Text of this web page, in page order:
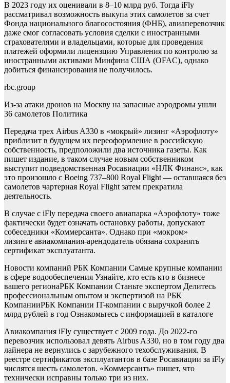
В 2023 году их оценивали в 8–10 млрд руб. Тогда iFly
рассматривал возможность выкупа этих самолетов за счет
Фонда национального благосостояния (ФНБ), авиаперевозчик
даже смог согласовать условия сделки с иностранными
страхователями и владельцами, которые для проведения
платежей оформили лицензцию Управления по контролю за
иностранными активами Минфина США (OFAC), однако
добиться финансирования не получилось.
rbc.group
Из-за атаки дронов на Москву на запасные аэродромы ушли
36 самолетов Политика
Передача трех Airbus A330 в «мокрый» лизинг «Аэрофлоту»
приблизит в будущем их переоформление в российскую
собственность, предположили два источника газеты. Как
пишет издание, в таком случае новым собственником
выступит подведомственная Росавиации «НЛК Финанс», как
это произошло с Boeing 737–800 Royal Flight — оставшаяся без
самолетов чартерная Royal Flight затем прекратила
деятельность.
В случае с iFly передача своего авиапарка «Аэрофлоту» тоже
фактически будет означать остановку работы, допускают
собеседники «Коммерсанта». Однако при «мокром»
лизинге авиакомпания-арендодатель обязана сохранять
сертификат эксплуатанта.
Новости компаний РБК Компании Самые крупные компании
в сфере водообеспечения Узнайте, кто есть кто в бизнесе
вашего регионаРБК Компании Станьте экспертом Делитесь
профессиональным опытом и экспертизой на РБК
КомпанииРБК Компании IT-компании с выручкой более 2
млрд рублей в год Ознакомьтесь с информацией в каталоге
Авиакомпания iFly существует с 2009 года. До 2022-го
перевозчик использовал девять Airbus A330, но в том году два
лайнера не вернулись с зарубежного техобслуживания. В
реестре сертификатов эксплуатантов в базе Росавиации за iFly
числятся шесть самолетов. «Коммерсантъ» пишет, что
технически исправны только три из них.